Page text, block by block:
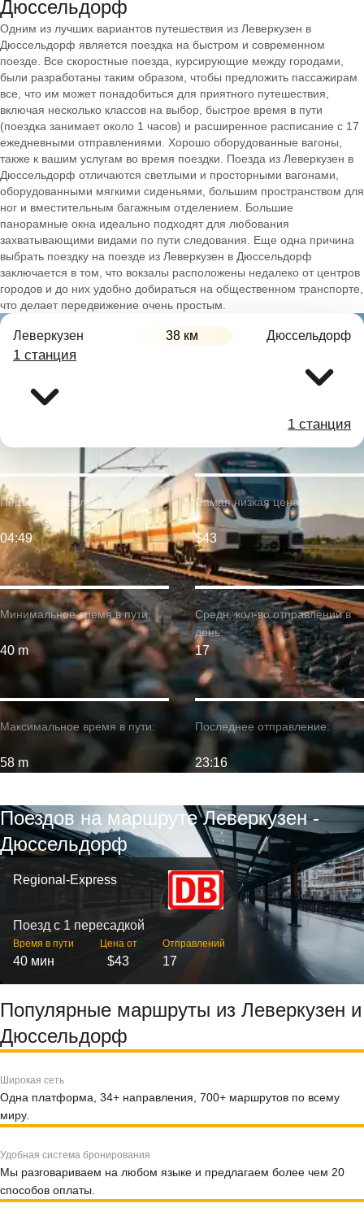
Дюссельдорф
Одним из лучших вариантов путешествия из Леверкузен в
Дюссельдорф является поездка на быстром и современном
поезде. Все скоростные поезда, курсирующие между городами,
были разработаны таким образом, чтобы предложить пассажирам
все, что им может понадобиться для приятного путешествия,
включая несколько классов на выбор, быстрое время в пути
(поездка занимает около 1 часов) и расширенное расписание с 17
ежедневными отправлениями. Хорошо оборудованные вагоны,
также к вашим услугам во время поездки. Поезда из Леверкузен в
Дюссельдорф отличаются светлыми и просторными вагонами,
оборудованными мягкими сиденьями, большим пространством для
ног и вместительным багажным отделением. Большие
панорамные окна идеально подходят для любования
захватывающими видами по пути следования. Еще одна причина
выбрать поездку на поезде из Леверкузен в Дюссельдорф
заключается в том, что вокзалы расположены недалеко от центров
городов и до них удобно добираться на общественном транспорте,
что делает передвижение очень простым.
Леверкузен 38 км Дюссельдорф
1 станция
1 станция
Минимальное время в пути:
40 m
Первое отправление:
04:49
Максимальное время в пути:
58 m
Самая низкая цена:
$43
Средн. кол-во отправлений в
день:
17
Последнее отправление:
23:16
Поездов на маршруте Леверкузен -
Дюссельдорф
Regional-Express
Поезд с 1 пересадкой
Время в пути
40 мин
Цена от
$43
Отправлений
17
Популярные маршруты из Леверкузен и
Дюссельдорф
Широкая сеть
Одна платформа, 34+ направления, 700+ маршрутов по всему
миру.
Удобная система бронирования
Мы разговариваем на любом языке и предлагаем более чем 20
способов оплаты.